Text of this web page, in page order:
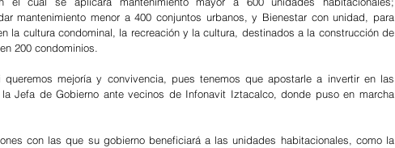
mantenimiento menor a 400 conjuntos urbanos, y Bienestar con unidad, para
la cultura condominal, la recreación y la cultura, destinados a la construcción de
200 condominios.
mejoría y convivencia, pues tenemos que apostarle a invertir en las
la Jefa de Gobierno ante vecinos de Infonavit Iztacalco, donde puso en marcha
con las que su gobierno beneficiará a las unidades habitacionales, como la